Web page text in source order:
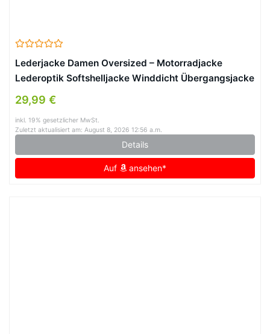
Lederjacke Damen Oversized – Motorradjacke
Lederoptik Softshelljacke Winddicht Übergangsjacke
Reverskragen Sweatjacke Hip Hop Bikejacke Festlich
Damenjacken Aesthetic Streetwear (Black, L)
29,99 €
inkl. 19% gesetzlicher MwSt.
Zuletzt aktualisiert am: August 8, 2026 12:56 a.m.
Details
Auf ansehen*